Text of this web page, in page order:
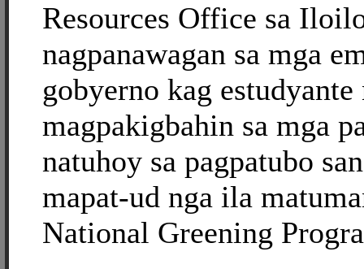
Resources Office sa
nagpanawagan sa mga
gobyerno kag
magpakigbahin sa mga
natuhoy sa pagpatubo
mapat-ud nga ila
National Greening